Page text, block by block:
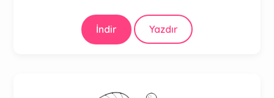
İndir Yazdır